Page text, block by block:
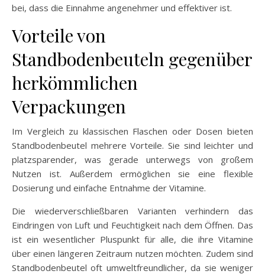
bei, dass die Einnahme angenehmer und effektiver ist.
Vorteile von
Standbodenbeuteln gegenüber
herkömmlichen
Verpackungen
Im Vergleich zu klassischen Flaschen oder Dosen bieten
Standbodenbeutel mehrere Vorteile. Sie sind leichter und
platzsparender, was gerade unterwegs von großem
Nutzen ist. Außerdem ermöglichen sie eine flexible
Dosierung und einfache Entnahme der Vitamine.
Die wiederverschließbaren Varianten verhindern das
Eindringen von Luft und Feuchtigkeit nach dem Öffnen. Das
ist ein wesentlicher Pluspunkt für alle, die ihre Vitamine
über einen längeren Zeitraum nutzen möchten. Zudem sind
Standbodenbeutel oft umweltfreundlicher, da sie weniger